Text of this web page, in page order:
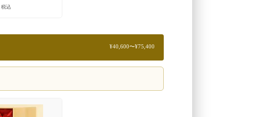
税込
¥40,600〜¥75,400